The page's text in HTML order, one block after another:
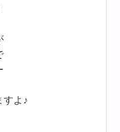
すよ♪